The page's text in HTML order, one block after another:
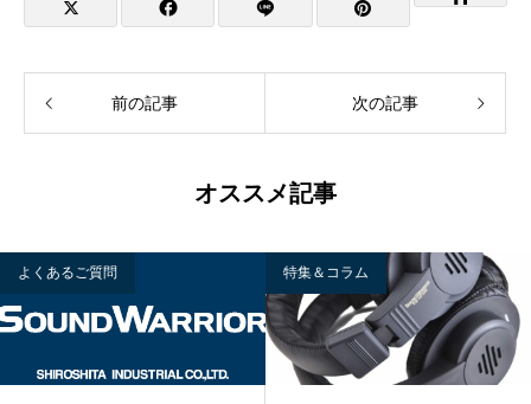
前の記事 次の記事
オススメ記事
よくあるご質問 特集＆コラム